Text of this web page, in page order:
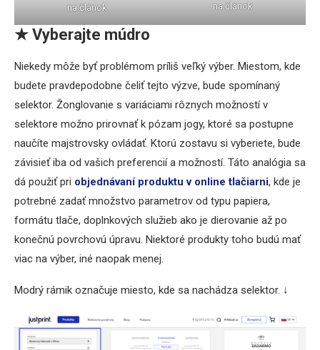
na článok
na článok
★ Vyberajte múdro
Niekedy môže byť problémom príliš veľký výber. Miestom, kde
budete pravdepodobne čeliť tejto výzve, bude spomínaný
selektor. Žonglovanie s variáciami rôznych možností v
selektore možno prirovnať k pózam jogy, ktoré sa postupne
naučíte majstrovsky ovládať. Ktorú zostavu si vyberiete, bude
závisieť iba od vašich preferencií a možností. Táto analógia sa
dá použiť pri objednávaní produktu v online tlačiarni, kde je
potrebné zadať množstvo parametrov od typu papiera,
formátu tlače, doplnkových služieb ako je dierovanie až po
konečnú povrchovú úpravu. Niektoré produkty toho budú mať
viac na výber, iné naopak menej.
Modrý rámik označuje miesto, kde sa nachádza selektor. ↓